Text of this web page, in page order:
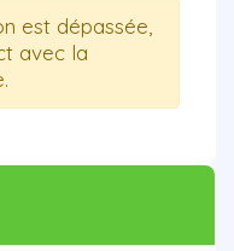
est dépassée,
avec la